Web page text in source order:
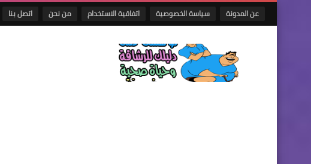
عن المدونة سياسة الخصوصية اتفاقية الاستخدام من نحن اتصل بنا